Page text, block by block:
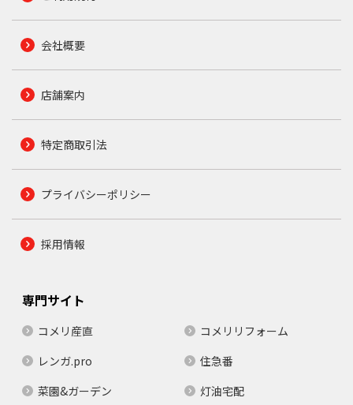
会社概要
店舗案内
特定商取引法
プライバシーポリシー
採用情報
専門サイト
コメリ産直
コメリリフォーム
レンガ.pro
住急番
菜園&ガーデン
灯油宅配